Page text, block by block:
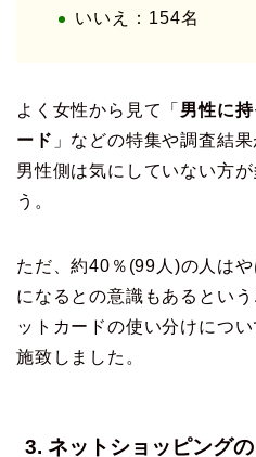
いいえ：154名
よく女性から見て「 男性に
ード 」などの特集や調査結
男性側は気にしていない方
う。
ただ、約40％(99人)の人は
になるとの意識もあるとい
ットカードの使い分けにつ
施致しました。
3. ネットショッピング